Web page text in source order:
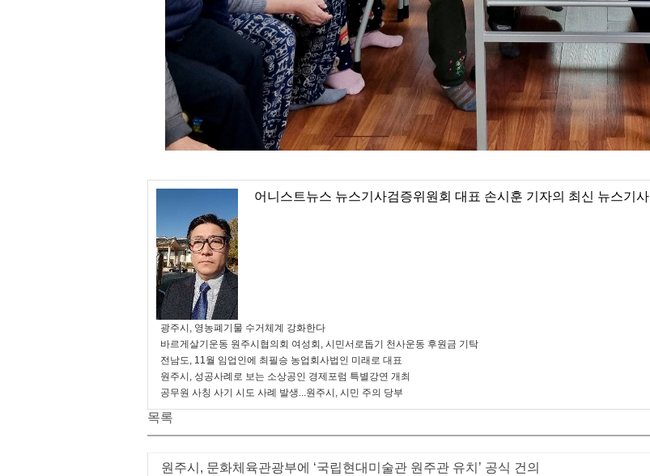
어니스트뉴스 뉴스기사검증위원회 대표 손시훈 기자의 최신 뉴스기사
광주시, 영농폐기물 수거체계 강화한다
바르게살기운동 원주시협의회 여성회, 시민서로돕기 천사운동 후원금 기탁
전남도, 11월 임업인에 최필승 농업회사법인 미래로 대표
원주시, 성공사례로 보는 소상공인 경제포럼 특별강연 개최
공무원 사칭 사기 시도 사례 발생...원주시, 시민 주의 당부
목록
원주시, 문화체육관광부에 ‘국립현대미술관 원주관 유치’ 공식 건의